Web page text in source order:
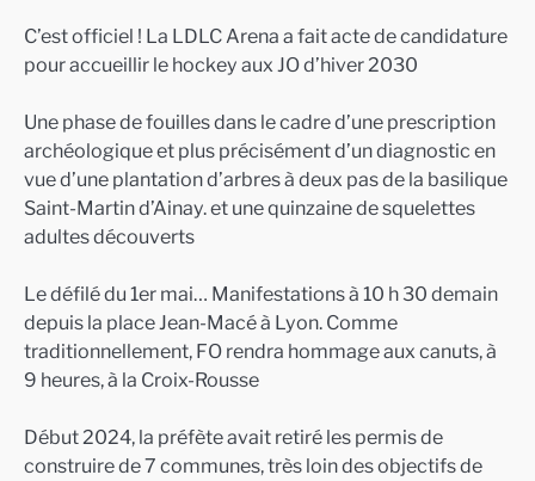
C’est officiel ! La LDLC Arena a fait acte de candidature
pour accueillir le hockey aux JO d’hiver 2030
Une phase de fouilles dans le cadre d’une prescription
archéologique et plus précisément d’un diagnostic en
vue d’une plantation d’arbres à deux pas de la basilique
Saint-Martin d’Ainay. et une quinzaine de squelettes
adultes découverts
Le défilé du 1er mai… Manifestations à 10 h 30 demain
depuis la place Jean-Macé à Lyon. Comme
traditionnellement, FO rendra hommage aux canuts, à
9 heures, à la Croix-Rousse
Début 2024, la préfète avait retiré les permis de
construire de 7 communes, très loin des objectifs de